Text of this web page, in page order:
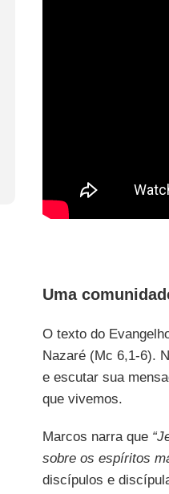
Uma
O texto do
Nazaré (Mc 6,1-6).
e escutar sua
que vivemos.
Marcos narra que
sobre os espíritos
discípulos e